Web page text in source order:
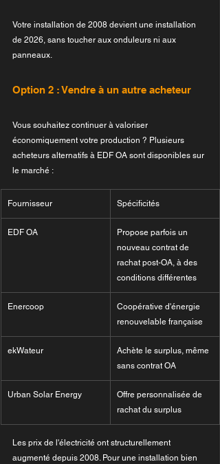
Votre installation de 2008 devient une installation
de 2026, sans toucher aux onduleurs ni aux
panneaux.
Option 2 : Vendre à un autre acheteur
Vous souhaitez continuer à valoriser
économiquement votre production ? Plusieurs
acheteurs alternatifs à EDF OA sont disponibles sur
le marché :
Fournisseur Spécificités
EDF OA
Propose parfois un
nouveau contrat de
rachat post-OA, à des
conditions différentes
Enercoop
Coopérative d'énergie
renouvelable française
ekWateur
Achète le surplus, même
sans contrat OA
Urban Solar Energy
Offre personnalisée de
rachat du surplus
Les prix de l'électricité ont structurellement
augmenté depuis 2008. Pour une installation bien